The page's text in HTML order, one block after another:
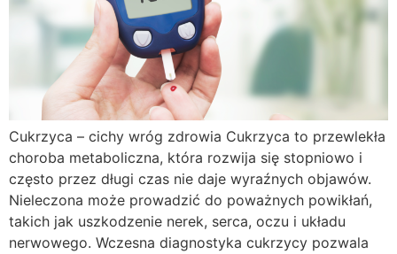
Cukrzyca – cichy wróg zdrowia Cukrzyca to przewlekła
choroba metaboliczna, która rozwija się stopniowo i
często przez długi czas nie daje wyraźnych objawów.
Nieleczona może prowadzić do poważnych powikłań,
takich jak uszkodzenie nerek, serca, oczu i układu
nerwowego. Wczesna diagnostyka cukrzycy pozwala